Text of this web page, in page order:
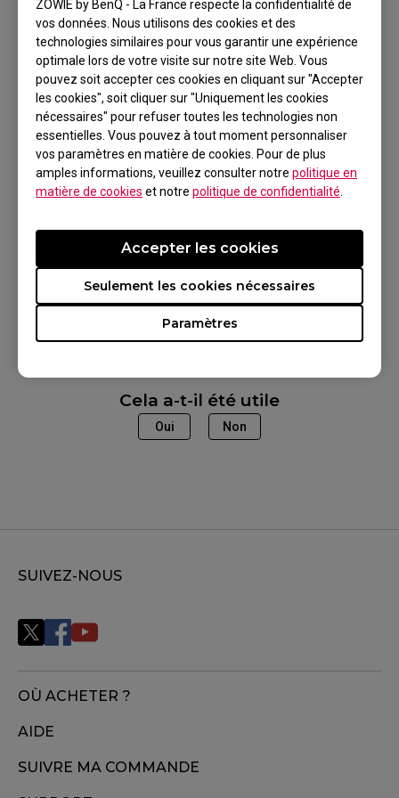
ZOWIE by BenQ - La France respecte la confidentialité de
vos données. Nous utilisons des cookies et des
technologies similaires pour vous garantir une expérience
optimale lors de votre visite sur notre site Web. Vous
pouvez soit accepter ces cookies en cliquant sur "Accepter
les cookies", soit cliquer sur "Uniquement les cookies
nécessaires" pour refuser toutes les technologies non
essentielles. Vous pouvez à tout moment personnaliser
vos paramètres en matière de cookies. Pour de plus
amples informations, veuillez consulter notre politique en
matière de cookies et notre politique de confidentialité
Paramètres
Seulement les cookies nécessaires
Accepter les cookies
bataille.
Dans le cas contraire, votre moniteur ne
fonctionnera peut-être pas correctement à
360 Hz et vous aurez peut-être une
expérience moins bonne que si vous jouiez
simplement sur un moniteur de 240 Hz.
Modèles applicables
XL2566K (24,5 pouces)
Cela a-t-il été utile
Oui Non
SUIVEZ-NOUS
OÙ ACHETER ?
AIDE
SUIVRE MA COMMANDE